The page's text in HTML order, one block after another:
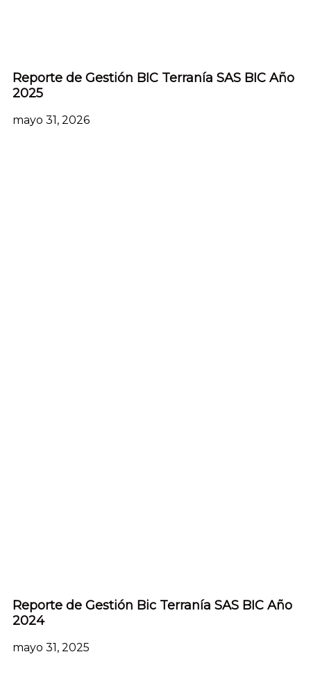
Reporte de Gestión BIC Terranía SAS BIC Año
2025
mayo 31, 2026
Reporte de Gestión Bic Terranía SAS BIC Año
2024
mayo 31, 2025